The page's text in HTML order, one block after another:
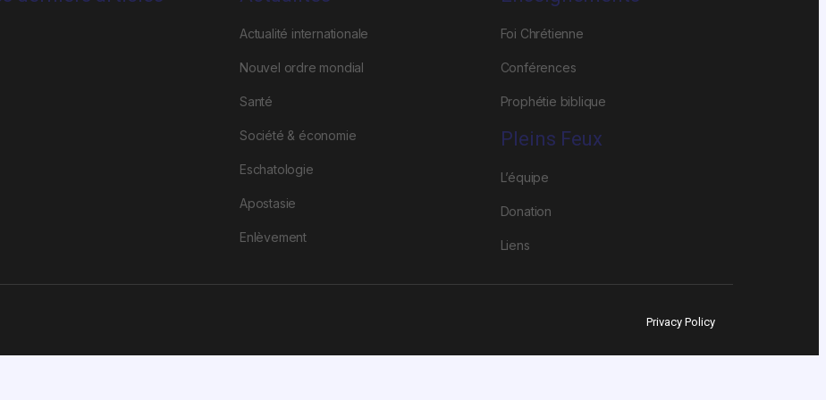
Actualité internationale
Nouvel ordre mondial
Santé
Société & économie
Eschatologie
Apostasie
Enlèvement
Foi Chrétienne
Conférences
Prophétie biblique
Pleins Feux
L’équipe
Donation
Liens
Privacy Policy